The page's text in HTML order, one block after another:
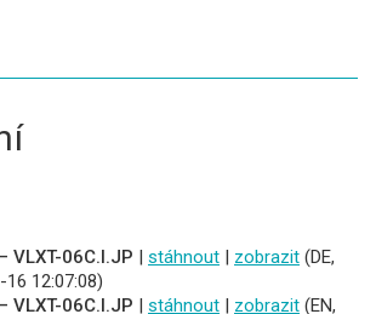
VLXT-06C.I.JP | stáhnout | zobrazit (DE,
12:07:08)
VLXT-06C.I.JP | stáhnout | zobrazit (EN,